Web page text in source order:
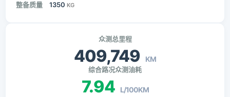
整备质量 1350 KG
众测总里程
409,749 KM
综合路况众测油耗
7.94 L/100KM